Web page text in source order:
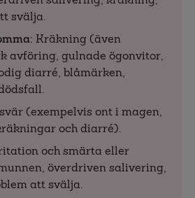
svälja.
Kräkning (även
avföring, gulnade ögonvitor,
diarré, blåmärken,
(exempelvis ont i magen,
och diarré).
och smärta eller
överdriven salivering,
att svälja.